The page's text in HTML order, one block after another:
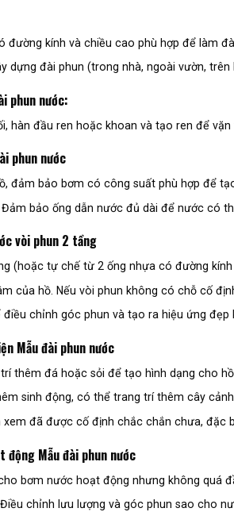
đường kính và chiều cao phù hợp để làm
dựng đài phun (trong nhà, ngoài vườn, trên
phun nước:
hàn đầu ren hoặc khoan và tạo ren để
phun nước
đảm bảo bơm có công suất phù hợp để
bảo ống dẫn nước đủ dài để nước có
vòi phun 2 tầng
(hoặc tự chế từ 2 ống nhựa có đường
của hồ. Nếu vòi phun không có chỗ cố
chỉnh góc phun và tạo ra hiệu ứng đẹp
Mẫu đài phun nước
thêm đá hoặc sỏi để tạo hình dạng cho
sinh động, có thể trang trí thêm cây
đã được cố định chắc chắn chưa, đặc
Mẫu đài phun nước
bơm nước hoạt động nhưng không quá
chỉnh lưu lượng và góc phun sao cho